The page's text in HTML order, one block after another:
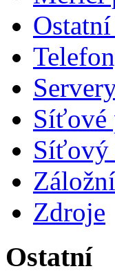
Síťové
Síťový
Zdroje
Ostatní